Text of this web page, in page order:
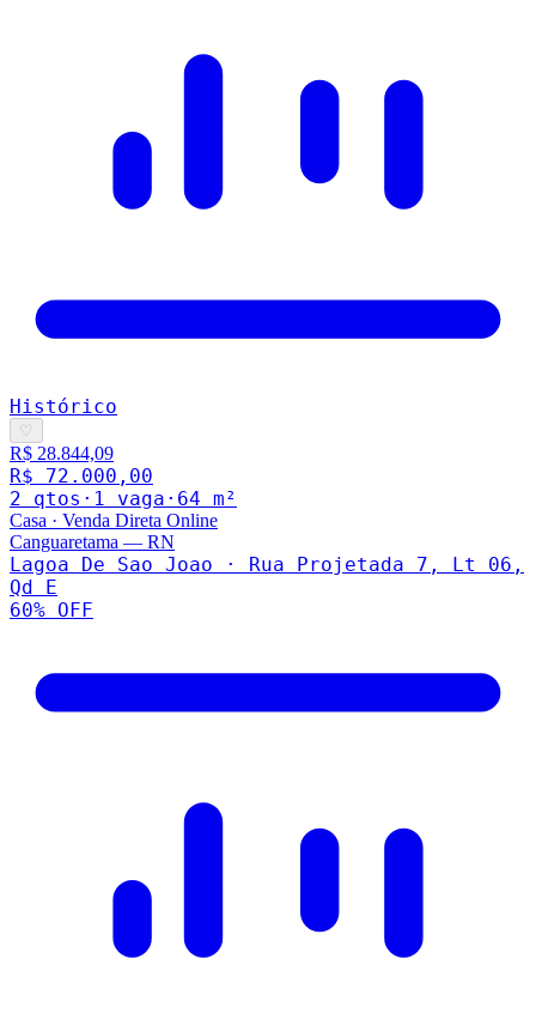
Histórico
♡
R$ 28.844,09
R$ 72.000,00
2 qtos · 1 vaga · 64 m²
Casa · Venda Direta Online
Canguaretama — RN
Lagoa De Sao Joao · Rua Projetada 7, Lt 06,
Qd E
60% OFF